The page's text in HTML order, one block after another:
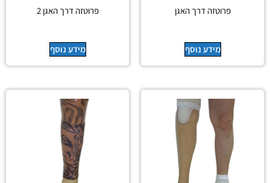
פרוטזה דרך האגן
מידע נוסף
פרוטזה דרך האגן 2
מידע נוסף